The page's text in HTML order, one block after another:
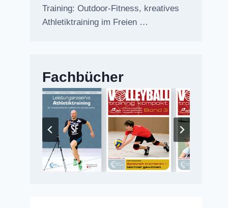
Training: Outdoor-Fitness, kreatives
Athletiktraining im Freien …
Fachbücher